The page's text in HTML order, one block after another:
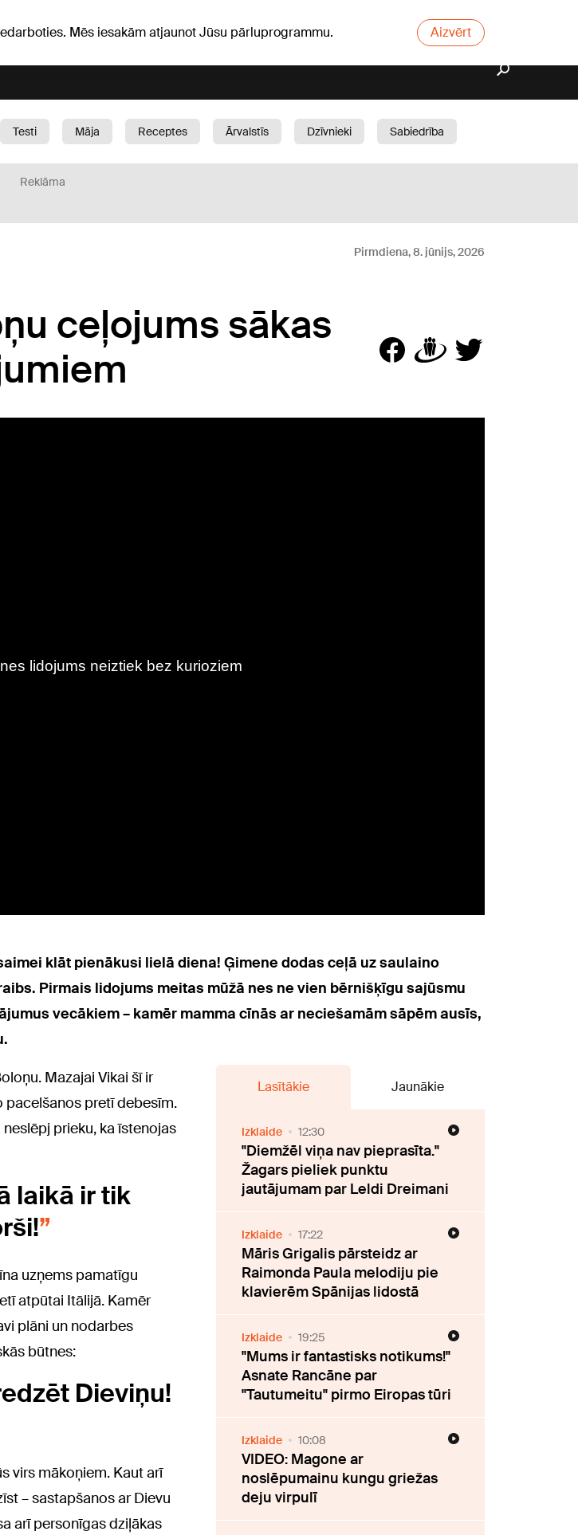
Mēs iesakām atjaunot Jūsu pārluprogrammu. Aizvērt
Testi Māja Receptes Ārvalstīs Dzīvnieki
Sabiedrība
Reklāma
Pirmdiena, 8. jūnijs, 2026
ceļojums sākas
klāt pienākusi lielā diena! Ģimene dodas ceļā uz saulaino
Pirmais lidojums meitas mūžā nes ne vien bērnišķīgu sajūsmu
vecākiem – kamēr mamma cīnās ar neciešamām sāpēm ausīs,
Mazajai Vikai šī ir
pacelšanos pretī debesīm.
prieku, ka īstenojas
laikā ir tik
uzņems pamatīgu
atpūtai Itālijā. Kamēr
plāni un nodarbes
būtnes:
Dieviņu!
virs mākoņiem. Kaut arī
– sastapšanos ar Dievu
arī personīgas dziļākas
Lasītākie Jaunākie
Izklaide 12:30
"Diemžēl viņa nav pieprasīta."
Žagars pieliek punktu
jautājumam par Leldi Dreimani
Izklaide 17:22
Māris Grigalis pārsteidz ar
Raimonda Paula melodiju pie
klavierēm Spānijas lidostā
Izklaide 19:25
"Mums ir fantastisks notikums!"
Asnate Rancāne par
"Tautumeitu" pirmo Eiropas tūri
Izklaide 10:08
VIDEO: Magone ar
noslēpumainu kungu griežas
deju virpulī